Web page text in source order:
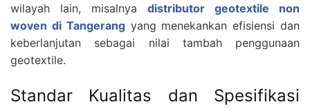
wilayah lain, misalnya distributor geotextile non
woven di Tangerangyang menekankan efisiensi dan
keberlanjutan sebagai nilai tambah penggunaan
geotextile.
Standar Kualitas dan Spesifikasi